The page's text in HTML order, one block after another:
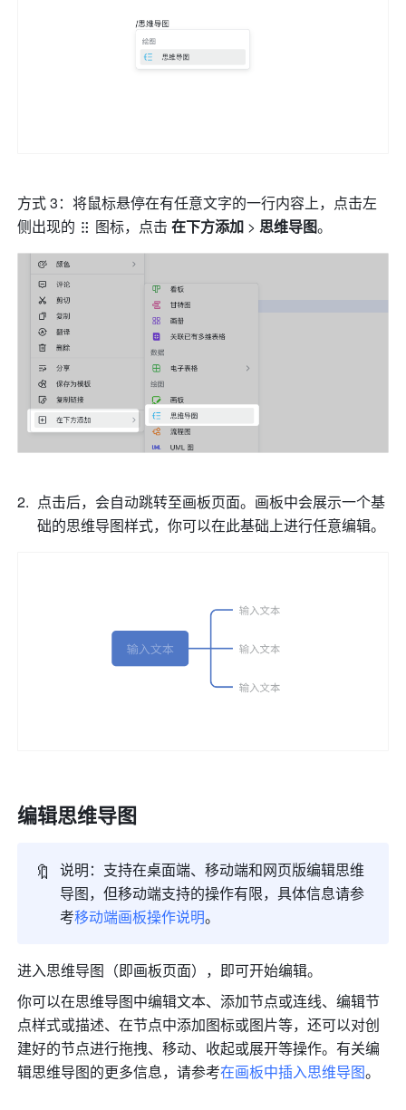
方式 3：将鼠标悬停在有任意文字的一行内容上，点击左
侧出现的
图标，点击 在下方添加 > 思维导图。
点击后，会自动跳转至画板页面。画板中会展示一个基
础的思维导图样式，你可以在此基础上进行任意编辑。
编辑思维导图
🔖
说明：支持在桌面端、移动端和网页版编辑思维
导图，但移动端支持的操作有限，具体信息请参
考移动端画板操作说明。
进入思维导图（即画板页面），即可开始编辑。
你可以在思维导图中编辑文本、添加节点或连线、编辑节
点样式或描述、在节点中添加图标或图片等，还可以对创
建好的节点进行拖拽、移动、收起或展开等操作。有关编
辑思维导图的更多信息，请参考在画板中插入思维导图。